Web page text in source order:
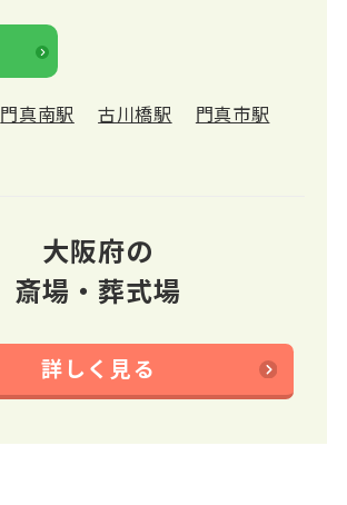
門真南駅 古川橋駅
門真市駅
大阪府の
斎場・葬式場
詳しく見る